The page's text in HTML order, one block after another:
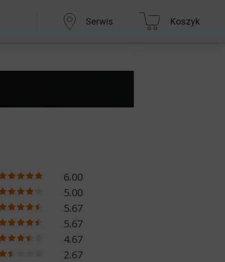
Serwis Koszyk
6.00
5.00
5.67
5.67
4.67
2.67